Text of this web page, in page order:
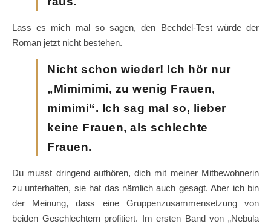
Lass es mich mal so sagen, den Bechdel-Test würde der
Roman jetzt nicht bestehen.
Nicht schon wieder! Ich hör nur
„Mimimimi, zu wenig Frauen,
mimimi“. Ich sag mal so, lieber
keine Frauen, als schlechte
Frauen.
Du musst dringend aufhören, dich mit meiner Mitbewohnerin
zu unterhalten, sie hat das nämlich auch gesagt. Aber ich bin
der Meinung, dass eine Gruppenzusammensetzung von
beiden Geschlechtern profitiert. Im ersten Band von „Nebula